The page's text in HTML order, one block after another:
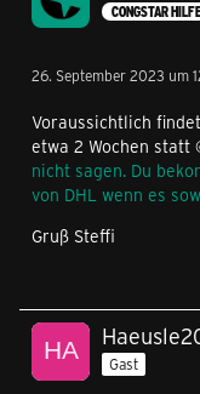
CONGSTAR
26. September 2023 um
Voraussichtlich
etwa 2 Wochen statt
nicht sagen. Du
von DHL wenn es
Gruß Steffi
Gast